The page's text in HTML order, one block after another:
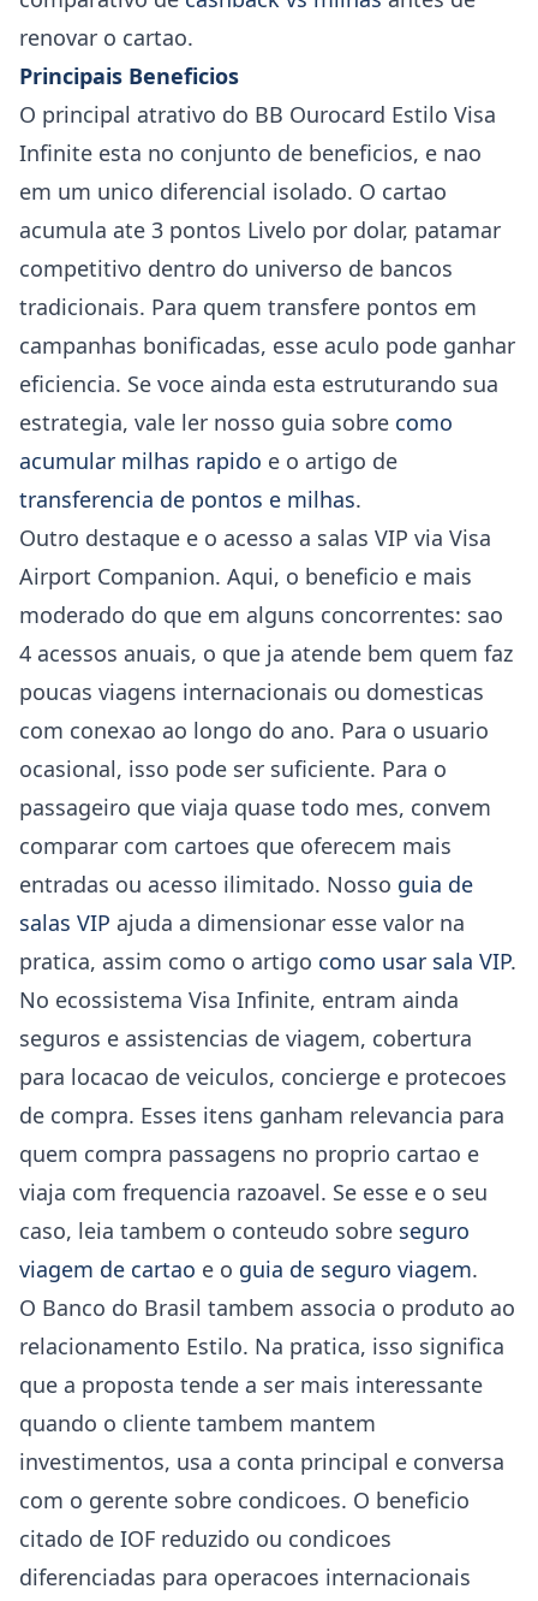
renovar o cartao.
Principais Beneficios
O principal atrativo do BB Ourocard Estilo Visa
Infinite esta no conjunto de beneficios, e nao
em um unico diferencial isolado. O cartao
acumula ate 3 pontos Livelo por dolar, patamar
competitivo dentro do universo de bancos
tradicionais. Para quem transfere pontos em
campanhas bonificadas, esse aculo pode ganhar
eficiencia. Se voce ainda esta estruturando sua
estrategia, vale ler nosso guia sobre como
acumular milhas rapido e o artigo de
transferencia de pontos e milhas.
Outro destaque e o acesso a salas VIP via Visa
Airport Companion. Aqui, o beneficio e mais
moderado do que em alguns concorrentes: sao
4 acessos anuais, o que ja atende bem quem faz
poucas viagens internacionais ou domesticas
com conexao ao longo do ano. Para o usuario
ocasional, isso pode ser suficiente. Para o
passageiro que viaja quase todo mes, convem
comparar com cartoes que oferecem mais
entradas ou acesso ilimitado. Nosso guia de
salas VIP ajuda a dimensionar esse valor na
pratica, assim como o artigo como usar sala VIP.
No ecossistema Visa Infinite, entram ainda
seguros e assistencias de viagem, cobertura
para locacao de veiculos, concierge e protecoes
de compra. Esses itens ganham relevancia para
quem compra passagens no proprio cartao e
viaja com frequencia razoavel. Se esse e o seu
caso, leia tambem o conteudo sobre seguro
viagem de cartao e o guia de seguro viagem.
O Banco do Brasil tambem associa o produto ao
relacionamento Estilo. Na pratica, isso significa
que a proposta tende a ser mais interessante
quando o cliente tambem mantem
investimentos, usa a conta principal e conversa
com o gerente sobre condicoes. O beneficio
citado de IOF reduzido ou condicoes
diferenciadas para operacoes internacionais